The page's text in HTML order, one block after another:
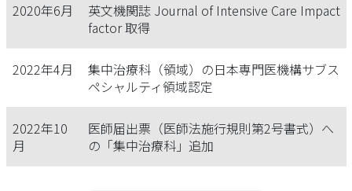
2020年6月
英文機関誌 Journal of Intensive Care Impact
factor 取得
2022年4月
集中治療科（領域）の日本専門医機構サブス
ペシャルティ領域認定
2022年10
月
医師届出票（医師法施行規則第2号書式）へ
の「集中治療科」追加